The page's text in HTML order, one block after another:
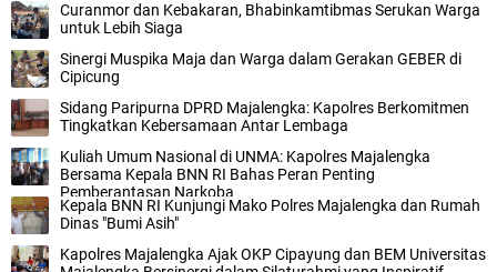
Curanmor dan Kebakaran, Bhabinkamtibmas Serukan Warga
untuk Lebih Siaga
Sinergi Muspika Maja dan Warga dalam Gerakan GEBER di
Cipicung
Sidang Paripurna DPRD Majalengka: Kapolres Berkomitmen
Tingkatkan Kebersamaan Antar Lembaga
Kuliah Umum Nasional di UNMA: Kapolres Majalengka
Bersama Kepala BNN RI Bahas Peran Penting
Pemberantasan Narkoba
Kepala BNN RI Kunjungi Mako Polres Majalengka dan Rumah
Dinas "Bumi Asih"
Kapolres Majalengka Ajak OKP Cipayung dan BEM Universitas